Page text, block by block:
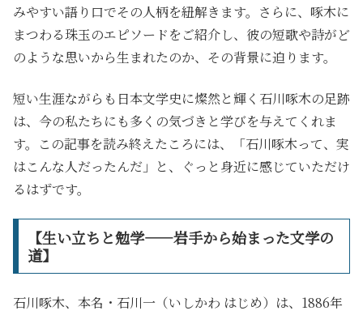
みやすい語り口でその人柄を紐解きます。さらに、啄木に
まつわる珠玉のエピソードをご紹介し、彼の短歌や詩がど
のような思いから生まれたのか、その背景に迫ります。
短い生涯ながらも日本文学史に燦然と輝く石川啄木の足跡
は、今の私たちにも多くの気づきと学びを与えてくれま
す。この記事を読み終えたころには、「石川啄木って、実
はこんな人だったんだ」と、ぐっと身近に感じていただけ
るはずです。
【生い立ちと勉学――岩手から始まった文学の
道】
石川啄木、本名・石川一（いしかわ はじめ）は、1886年